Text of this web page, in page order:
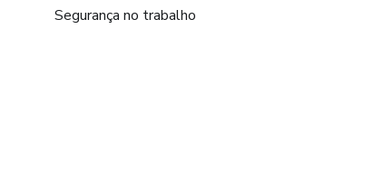
Segurança no trabalho